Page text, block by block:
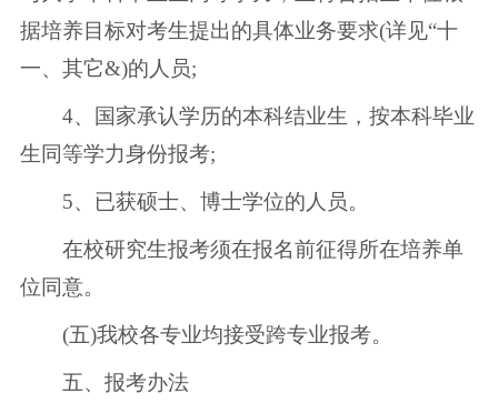
据培养目标对考生提出的具体业务要求(详见“十
一、其它&)的人员;
4、国家承认学历的本科结业生，按本科毕业
生同等学力身份报考;
5、已获硕士、博士学位的人员。
在校研究生报考须在报名前征得所在培养单
位同意。
(五)我校各专业均接受跨专业报考。
五、报考办法